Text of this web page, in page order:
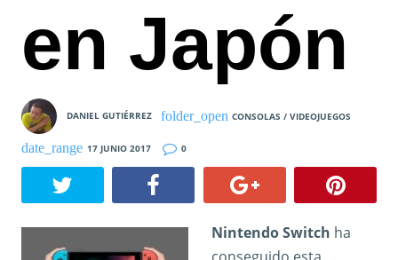
en Japón
DANIEL GUTIÉRREZ CONSOLAS / VIDEOJUEGOS
17 JUNIO 2017 0
Nintendo Switch ha